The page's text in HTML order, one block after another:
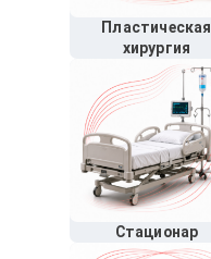
Пластическая
хирургия
Стационар